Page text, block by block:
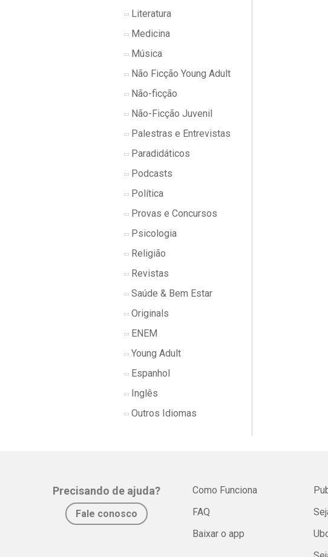
Literatura
Medicina
Música
Não Ficção Young Adult
Não-ficção
Não-Ficção Juvenil
Palestras e Entrevistas
Paradidáticos
Podcasts
Política
Provas e Concursos
Psicologia
Religião
Revistas
Saúde & Bem Estar
Originals
ENEM
Young Adult
Espanhol
Inglês
Outros Idiomas
Precisando de ajuda?
Fale conosco
Como Funciona
FAQ
Baixar o app